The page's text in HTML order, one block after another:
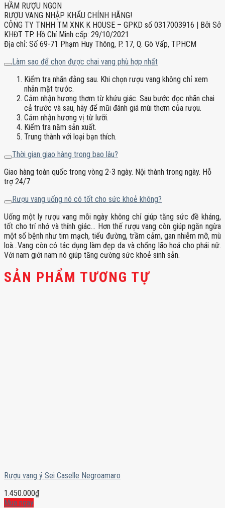
HẦM RƯỢU NGON
RƯỢU VANG NHẬP KHẨU CHÍNH HÃNG!
CÔNG TY TNHH TM XNK K HOUSE – GPKD số 0317003916 | Bởi Sở
KHĐT TP. Hồ Chí Minh cấp: 29/10/2021
Địa chỉ: Số 69-71 Phạm Huy Thông, P. 17, Q. Gò Vấp, TPHCM
Làm sao để chọn được chai vang phù hợp nhất
Kiểm tra nhãn đằng sau. Khi chọn rượu vang không chỉ xem
nhãn mặt trước.
Cảm nhận hương thơm từ khứu giác. Sau bước đọc nhãn chai
cả trước và sau, hãy để mũi đánh giá mùi thơm của rượu.
Cảm nhận hương vị từ lưỡi.
Kiểm tra năm sản xuất.
Trung thành với loại bạn thích.
Thời gian giao hàng trong bao lâu?
Giao hàng toàn quốc trong vòng 2-3 ngày. Nội thành trong ngày. Hỗ
trợ 24/7
Rượu vang uống nó có tốt cho sức khoẻ không?
Uống một ly rượu vang mỗi ngày không chỉ giúp tăng sức đề kháng,
tốt cho trí nhớ và thính giác… Hơn thế rượu vang còn giúp ngăn ngừa
một số bệnh như tim mạch, tiểu đường, trầm cảm, gan nhiễm mỡ, mù
loà…Vang còn có tác dụng làm đẹp da và chống lão hoá cho phái nữ.
Với nam giới nam nó giúp tăng cường sức khoẻ sinh sản.
SẢN PHẨM TƯƠNG TỰ
Rượu vang ý Sei Caselle Negroamaro
1.450.000₫
Mua ngay